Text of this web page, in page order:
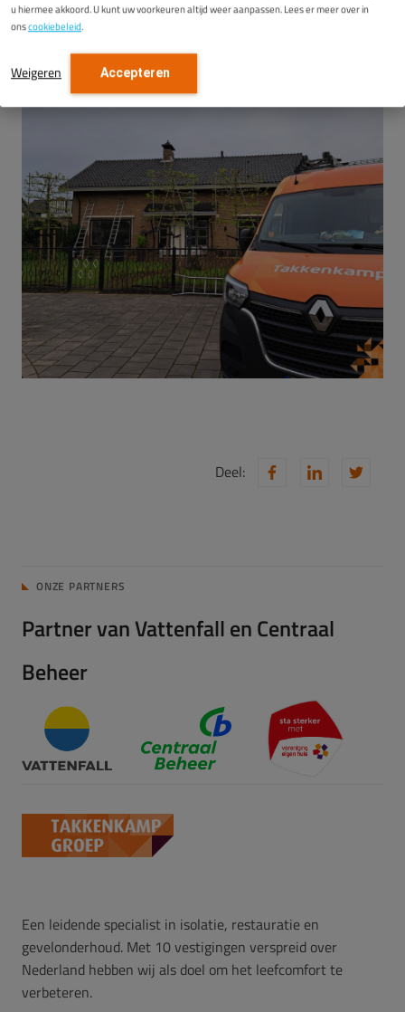
u hiermee akkoord. U kunt uw voorkeuren altijd weer aanpassen. Lees er meer over in
onscookiebeleid.
Weigeren Accepteren
Deel:
ONZE PARTNERS
Partner van Vattenfall en Centraal
Beheer
Een leidende specialist in isolatie, restauratie en
gevelonderhoud. Met 10 vestigingen verspreid over
Nederland hebben wij als doel om het leefcomfort te
verbeteren.